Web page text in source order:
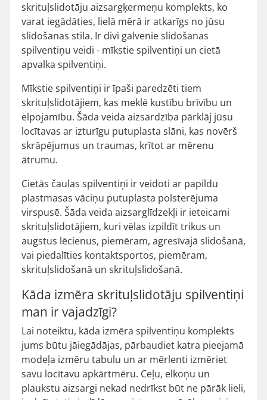
skrituļslidotāju aizsargķermeņu komplekts, ko
varat iegādāties, lielā mērā ir atkarīgs no jūsu
slidošanas stila. Ir divi galvenie slidošanas
spilventiņu veidi - mīkstie spilventiņi un cietā
apvalka spilventiņi.
Mīkstie spilventiņi ir īpaši paredzēti tiem
skrituļslidotājiem, kas meklē kustību brīvību un
elpojamību. Šāda veida aizsardzība pārklāj jūsu
locītavas ar izturīgu putuplasta slāni, kas novērš
skrāpējumus un traumas, krītot ar mērenu
ātrumu.
Cietās čaulas spilventiņi ir veidoti ar papildu
plastmasas vāciņu putuplasta polsterējuma
virspusē. Šāda veida aizsarglīdzekļi ir ieteicami
skrituļslidotājiem, kuri vēlas izpildīt trikus un
augstus lēcienus, piemēram, agresīvajā slidošanā,
vai piedalīties kontaktsportos, piemēram,
skrituļslidošanā un skrituļslidošanā.
Kāda izmēra skrituļslidotāju spilventiņi
man ir vajadzīgi?
Lai noteiktu, kāda izmēra spilventiņu komplekts
jums būtu jāiegādājas, pārbaudiet katra pieejamā
modeļa izmēru tabulu un ar mērlenti izmēriet
savu locītavu apkārtmēru. Ceļu, elkoņu un
plaukstu aizsargi nekad nedrīkst būt ne pārāk lieli,